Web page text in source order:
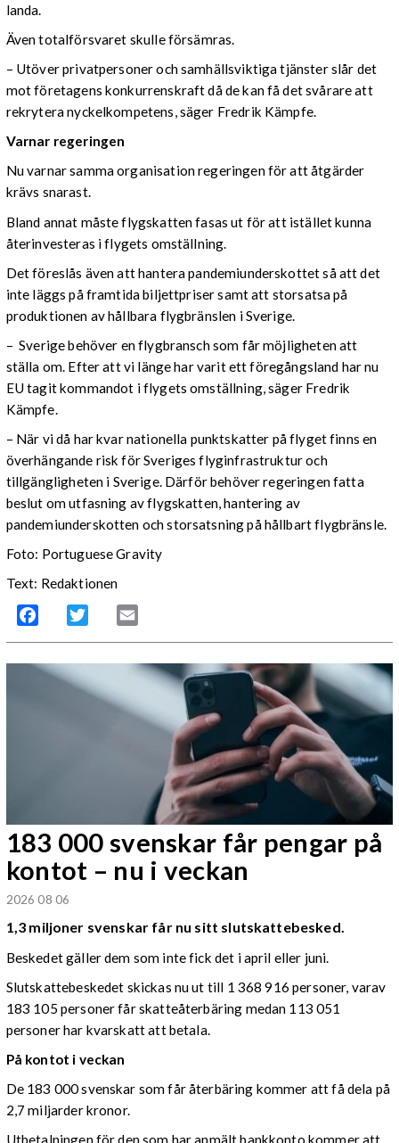
landa.
Även totalförsvaret skulle försämras.
– Utöver privatpersoner och samhällsviktiga tjänster slår det
mot företagens konkurrenskraft då de kan få det svårare att
rekrytera nyckelkompetens, säger Fredrik Kämpfe.
Varnar regeringen
Nu varnar samma organisation regeringen för att åtgärder
krävs snarast.
Bland annat måste flygskatten fasas ut för att istället kunna
återinvesteras i flygets omställning.
Det föreslås även att hantera pandemiunderskottet så att det
inte läggs på framtida biljettpriser samt att storsatsa på
produktionen av hållbara flygbränslen i Sverige.
– Sverige behöver en flygbransch som får möjligheten att
ställa om. Efter att vi länge har varit ett föregångsland har nu
EU tagit kommandot i flygets omställning, säger Fredrik
Kämpfe.
– När vi då har kvar nationella punktskatter på flyget finns en
överhängande risk för Sveriges flyginfrastruktur och
tillgängligheten i Sverige. Därför behöver regeringen fatta
beslut om utfasning av flygskatten, hantering av
pandemiunderskotten och storsatsning på hållbart flygbränsle.
Foto: Portuguese Gravity
Text: Redaktionen
Facebook Twitter
183 000 svenskar får pengar på
kontot – nu i veckan
2026 08 06
1,3 miljoner svenskar får nu sitt slutskattebesked.
Beskedet gäller dem som inte fick det i april eller juni.
Slutskattebeskedet skickas nu ut till 1 368 916 personer, varav
183 105 personer får skatteåterbäring medan 113 051
personer har kvarskatt att betala.
På kontot i veckan
De 183 000 svenskar som får återbäring kommer att få dela på
2,7 miljarder kronor.